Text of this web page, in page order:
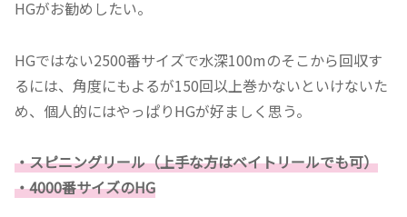
HGがお勧めしたい。
HGではない2500番サイズで水深100mのそこから回収す
るには、角度にもよるが150回以上巻かないといけないた
め、個人的にはやっぱりHGが好ましく思う。
・スピニングリール（上手な方はベイトリールでも可）
・4000番サイズのHG